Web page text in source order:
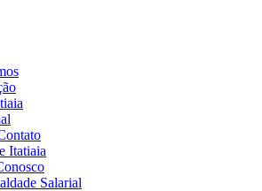
Itatiaia
Salarial